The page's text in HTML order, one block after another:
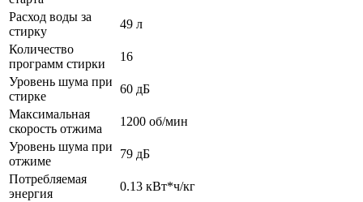
Расход воды за
стирку
49 л
Количество
программ стирки
16
Уровень шума при
стирке
60 дБ
Максимальная
скорость отжима
1200 об/мин
Уровень шума при
отжиме
79 дБ
Потребляемая
энергия
0.13 кВт*ч/кг